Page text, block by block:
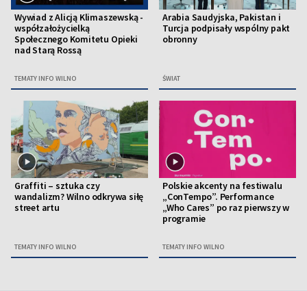
Wywiad z Alicją Klimaszewską -
współzałożycielką
Społecznego Komitetu Opieki
nad Starą Rossą
TEMATY INFO WILNO
Arabia Saudyjska, Pakistan i
Turcja podpisały wspólny pakt
obronny
ŚWIAT
Graffiti – sztuka czy
wandalizm? Wilno odkrywa siłę
street artu
TEMATY INFO WILNO
Polskie akcenty na festiwalu
„ConTempo”. Performance
„Who Cares” po raz pierwszy w
programie
TEMATY INFO WILNO